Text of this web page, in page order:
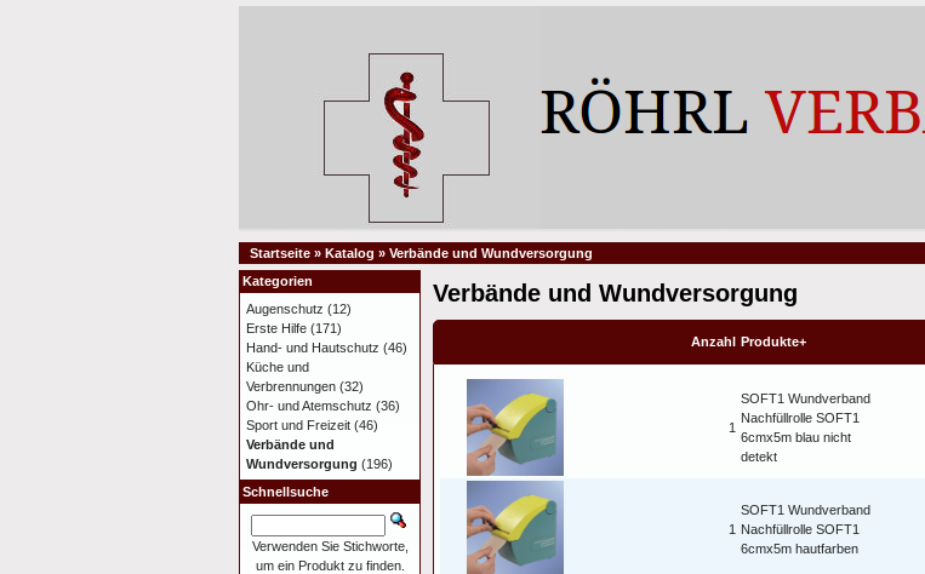
Startseite » Katalog » Verbände und Wundversorgung
Verbände und Wundversorgung
Anzahl Produkte+
1
SOFT1 Wundverband
Nachfüllrolle SOFT1
6cmx5m blau nicht
detekt
1
SOFT1 Wundverband
Nachfüllrolle SOFT1
6cmx5m hautfarben
Kategorien
Augenschutz (12)
Erste Hilfe (171)
Hand- und Hautschutz (46)
Küche und
Verbrennungen (32)
Ohr- und Atemschutz (36)
Sport und Freizeit (46)
Verbände und
Wundversorgung (196)
Schnellsuche
Verwenden Sie Stichworte,
um ein Produkt zu finden.